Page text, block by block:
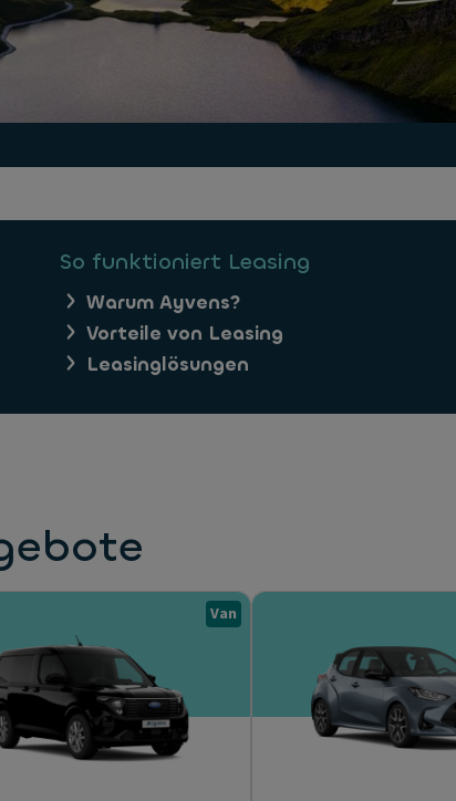
So funktioniert Leasing
Warum Ayvens?
Vorteile von Leasing
Leasinglösungen
Van